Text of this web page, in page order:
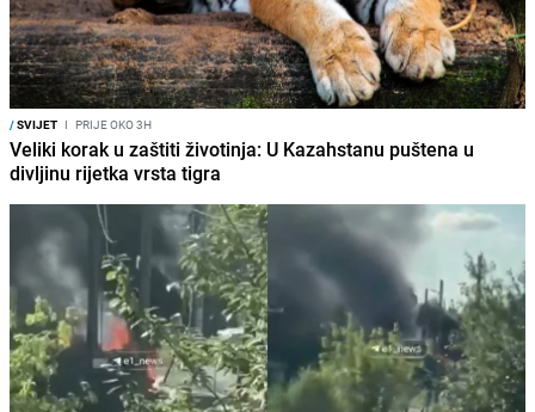
/SVIJET I PRIJE OKO 3H
Veliki korak u zaštiti životinja: U Kazahstanu puštena u
divljinu rijetka vrsta tigra